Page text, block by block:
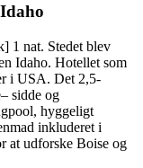
1 nat. Stedet blev
Idaho. Hotellet som
i USA. Det 2,5-
sidde og
hyggeligt
inkluderet i
at udforske Boise og